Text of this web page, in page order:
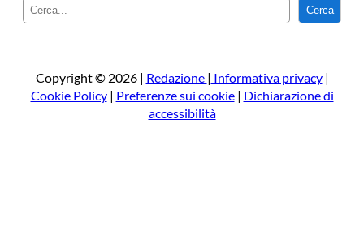
e
a
Cerca
Copyright © 2026 | Redazione | Informativa privacy|
Cookie Policy| Preferenze sui cookie| Dichiarazione di
accessibilità